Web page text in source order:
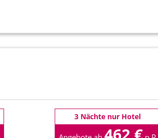
3 Nächte nur Hotel